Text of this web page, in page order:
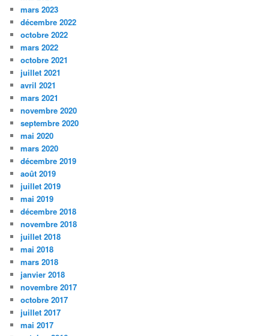
mars 2023
décembre 2022
octobre 2022
mars 2022
octobre 2021
juillet 2021
avril 2021
mars 2021
novembre 2020
septembre 2020
mai 2020
mars 2020
décembre 2019
août 2019
juillet 2019
mai 2019
décembre 2018
novembre 2018
juillet 2018
mai 2018
mars 2018
janvier 2018
novembre 2017
octobre 2017
juillet 2017
mai 2017